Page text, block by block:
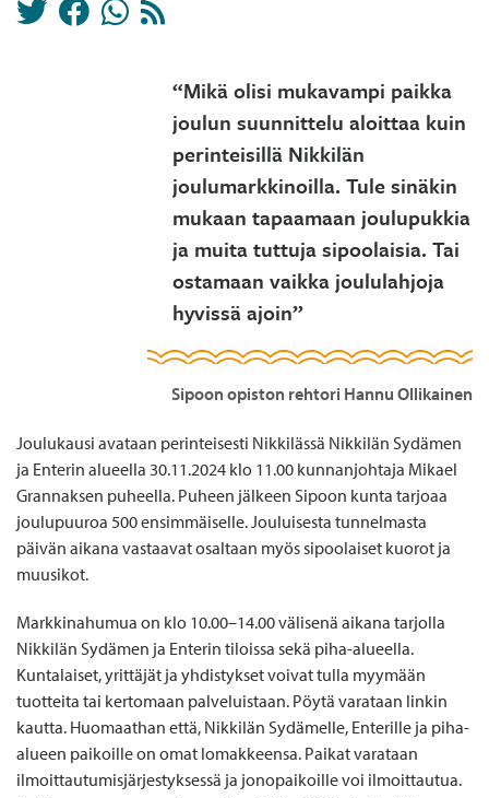
“Mikä olisi mukavampi paikka
joulun suunnittelu aloittaa kuin
perinteisillä Nikkilän
joulumarkkinoilla. Tule sinäkin
mukaan tapaamaan joulupukkia
ja muita tuttuja sipoolaisia. Tai
ostamaan vaikka joululahjoja
hyvissä ajoin”
Sipoon opiston rehtori Hannu Ollikainen
Joulukausi avataan perinteisesti Nikkilässä Nikkilän Sydämen
ja Enterin alueella 30.11.2024 klo 11.00 kunnanjohtaja Mikael
Grannaksen puheella. Puheen jälkeen Sipoon kunta tarjoaa
joulupuuroa 500 ensimmäiselle. Jouluisesta tunnelmasta
päivän aikana vastaavat osaltaan myös sipoolaiset kuorot ja
muusikot.
Markkinahumua on klo 10.00–14.00 välisenä aikana tarjolla
Nikkilän Sydämen ja Enterin tiloissa sekä piha-alueella.
Kuntalaiset, yrittäjät ja yhdistykset voivat tulla myymään
tuotteita tai kertomaan palveluistaan. Pöytä varataan linkin
kautta. Huomaathan että, Nikkilän Sydämelle, Enterille ja piha-
alueen paikoille on omat lomakkeensa. Paikat varataan
ilmoittautumisjärjestyksessä ja jonopaikoille voi ilmoittautua.